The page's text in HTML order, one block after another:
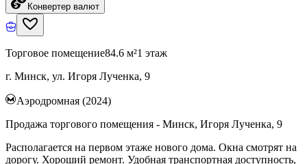
Конвертер валют
Торговое помещение84.6 м²1 этаж
г. Минск, ул. Игоря Лученка, 9
Аэродромная (2024)
Продажа торгового помещения - Минск, Игоря Лученка, 9
Располагается на первом этаже нового дома. Окна смотрят на
дорогу. Хороший ремонт. Удобная транспортная доступность,